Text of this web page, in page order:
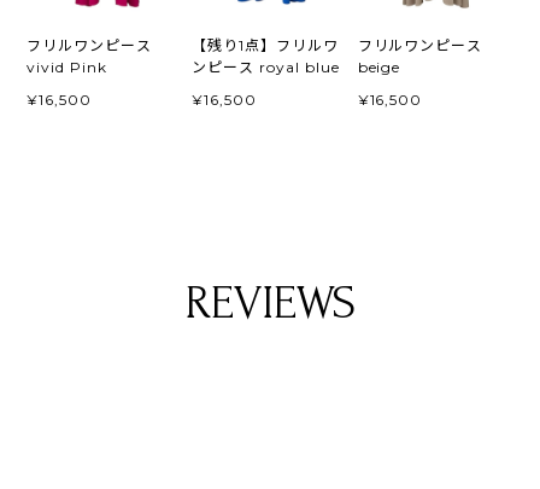
フリルワンピース
vivid Pink
¥16,500
【残り1点】フリルワ
ンピース royal blue
¥16,500
フリルワンピース
beige
¥16,500
REVIEWS